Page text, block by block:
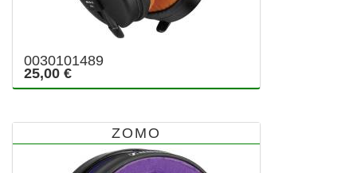
0030101489
25,00 €
ZOMO